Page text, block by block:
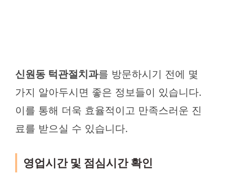
신원동 턱관절치과를 방문하시기 전에 몇
가지 알아두시면 좋은 정보들이 있습니다.
이를 통해 더욱 효율적이고 만족스러운 진
료를 받으실 수 있습니다.
영업시간 및 점심시간 확인